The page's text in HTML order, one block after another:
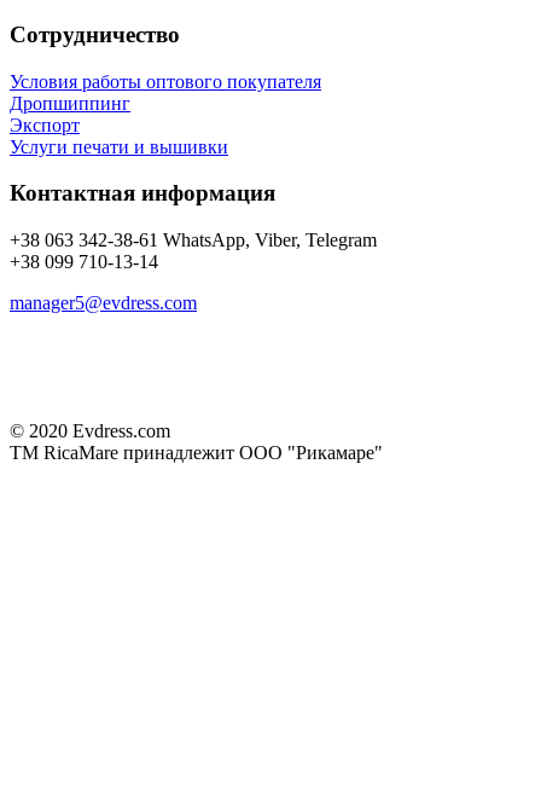
Сотрудничество
Условия работы оптового покупателя
Дропшиппинг
Экспорт
Услуги печати и вышивки
Контактная информация
+38 063 342-38-61 WhatsApp, Viber, Telegram
+38 099 710-13-14
manager5@evdress.com
© 2020 Evdress.com
ТМ RicaMare принадлежит ООО "Рикамаре"